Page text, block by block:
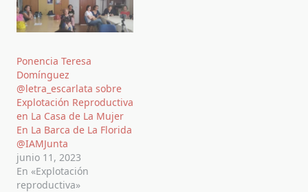
Ponencia Teresa
Domínguez
@letra_escarlata sobre
Explotación Reproductiva
en La Casa de La Mujer
En La Barca de La Florida
@IAMJunta
junio 11, 2023
En «Explotación
reproductiva»